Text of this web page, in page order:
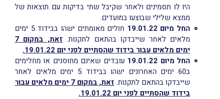
היו לו תסמינים ולאחר שקיבל שתי בדיקות עם תוצאות של
ממצא שלילי שבוצעו במועדים.
החל מיום 19.01.22
חולים מאומתים ישהו בבידוד 5 ימים
מלאים לאחר שייבדקו בהתאם לתקנות.
זאת, במקום 7
ימים מלאים עבור בידוד שהסתיים לפני יום 19.01.22.
החל מיום 19.01.22
עובדים שאינם מחוסנים או מחלימים
ב60 ימים האחרונים ישהו בבידוד 5 ימים מלאים לאחר
שייבדקו בהתאם לתקנות.
זאת, במקום 7 ימים מלאים עבור
בידוד שהסתיים לפני יום 19.01.22.